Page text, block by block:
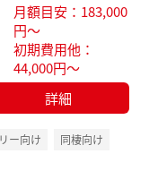
録
月額目安：183,000
円～
初期費用他：
44,000円～
詳細
ー向け
同棲向け